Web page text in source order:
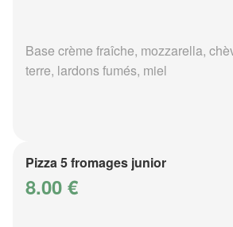
Base crème fraîche, mozzarella,
terre, lardons fumés, miel
Pizza 5 fromages junior
8.00 €